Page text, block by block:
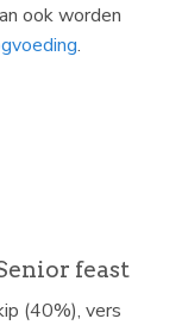
ook worden
.
feast
(40%), vers